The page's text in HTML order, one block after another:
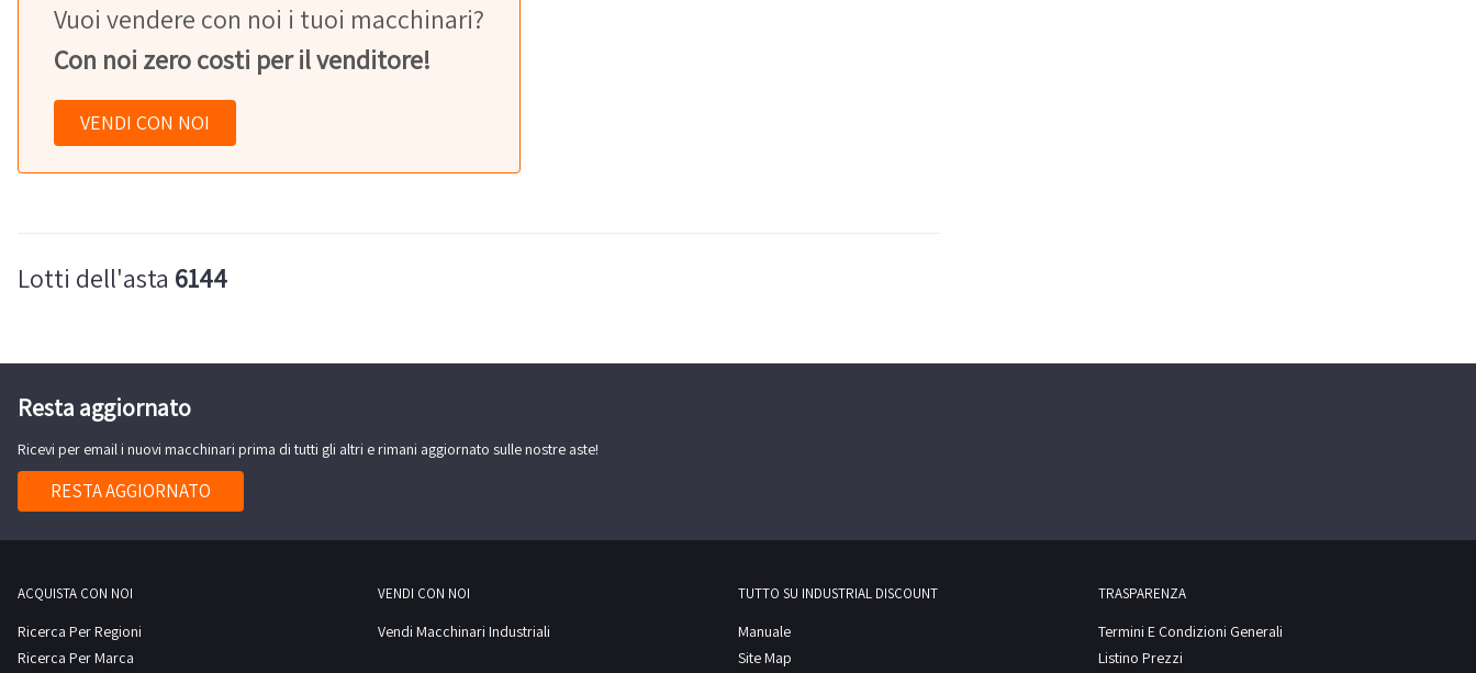
Vuoi vendere con noi i tuoi macchinari?
Con noi zero costi per il venditore!
VENDI CON NOI
Lotti dell'asta 6144
Resta aggiornato
Ricevi per email i nuovi macchinari prima di tutti gli altri e rimani aggiornato sulle nostre aste!
RESTA AGGIORNATO
ACQUISTA CON NOI
Ricerca Per Regioni
Ricerca Per Marca
VENDI CON NOI
Vendi Macchinari Industriali
TUTTO SU INDUSTRIAL DISCOUNT
Manuale
Site Map
TRASPARENZA
Termini E Condizioni Generali
Listino Prezzi